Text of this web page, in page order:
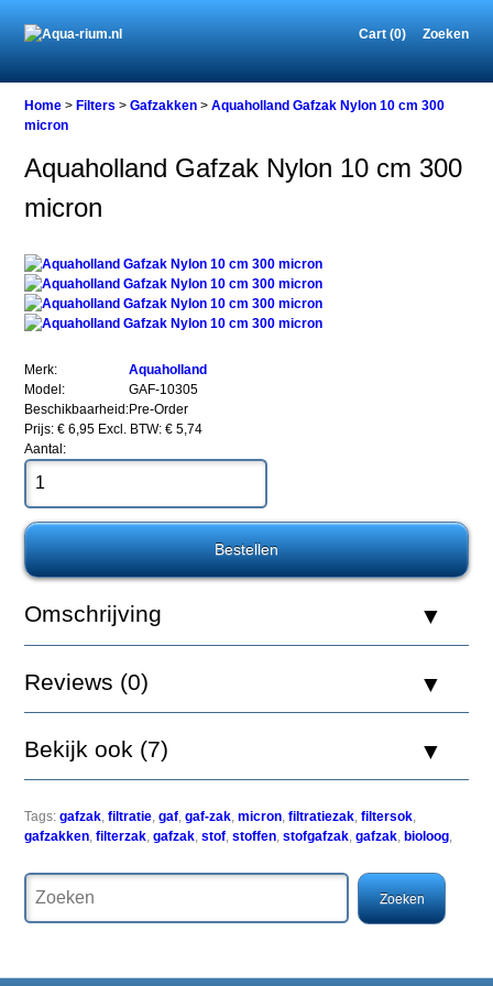
Cart (0) Zoeken
Home
Filters
Gafzakken
Aquaholland
Nylon
10
cm
300
Aquaholland
Gafzak
cm
300
micron
Een
Gafzak
een
uit
diverse
druk
geperst
Home >Filters >Gafzakken >Aquaholland Gafzak Nylon 10 cm 300
micron
Aquaholland Gafzak Nylon 10 cm 300
micron
Merk:
Aquaholland
Model:
GAF-10305
Beschikbaarheid:Pre-Order
Prijs: € 6,95 Excl. BTW: € 5,74
Aantal:
Omschrijving
Reviews (0)
Bekijk ook (7)
Tags: gafzak,filtratie,gaf,gaf-zak,micron,filtratiezak,filtersok,
gafzakken,filterzak,gafzak,stof,stoffen,stofgafzak,gafzak, bioloog,